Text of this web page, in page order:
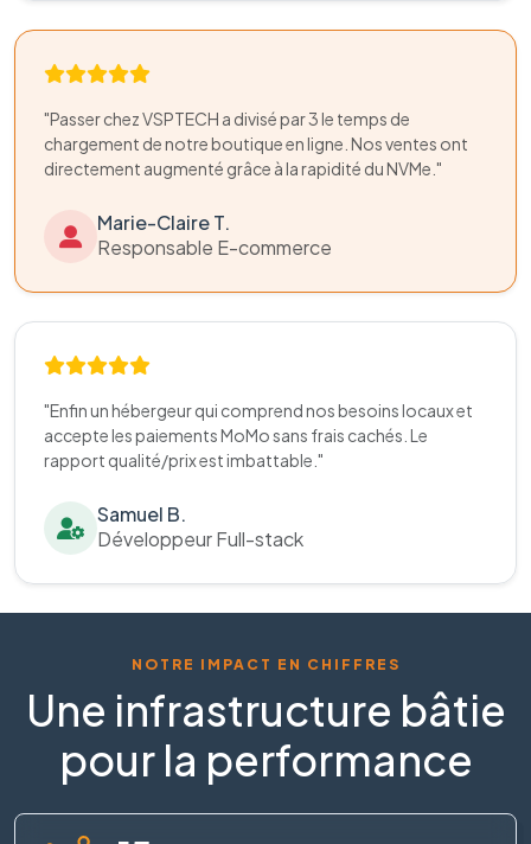
"Passer chez VSPTECH a divisé par 3 le temps de
chargement de notre boutique en ligne. Nos ventes ont
directement augmenté grâce à la rapidité du NVMe."
Marie-Claire T.
Responsable E-commerce
"Enfin un hébergeur qui comprend nos besoins locaux et
accepte les paiements MoMo sans frais cachés. Le
rapport qualité/prix est imbattable."
Samuel B.
Développeur Full-stack
NOTRE IMPACT EN CHIFFRES
Une infrastructure bâtie
pour la performance